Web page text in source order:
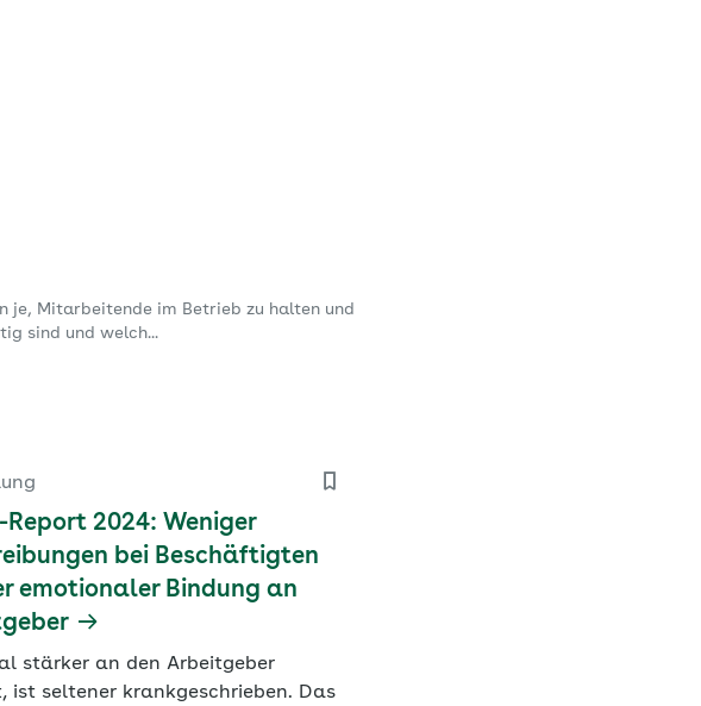
je, Mitarbeitende im Betrieb zu halten und
sind und welch...
Report 2024: Weniger
bei Beschäftigten
emotionaler Bindung an
stärker an den Arbeitgeber
ist seltener krankgeschrieben. Das